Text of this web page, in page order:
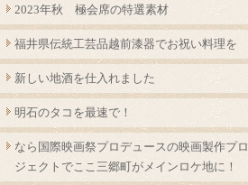
2023年秋 極会席の特選素材
福井県伝統工芸品越前漆器でお祝い料理を
新しい地酒を仕入れました
明石のタコを最速で！
なら国際映画祭プロデュースの映画製作プロ
ジェクトでここ三郷町がメインロケ地に！